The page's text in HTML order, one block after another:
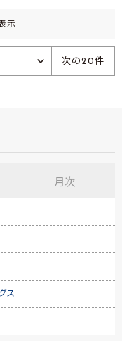
示
次の20件
月次
ス